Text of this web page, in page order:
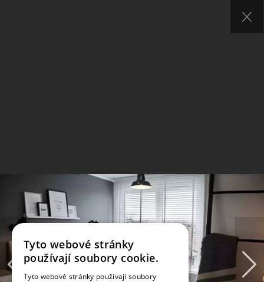
Tyto webové stránky
používají soubory cookie.
Tyto webové stránky používají soubory